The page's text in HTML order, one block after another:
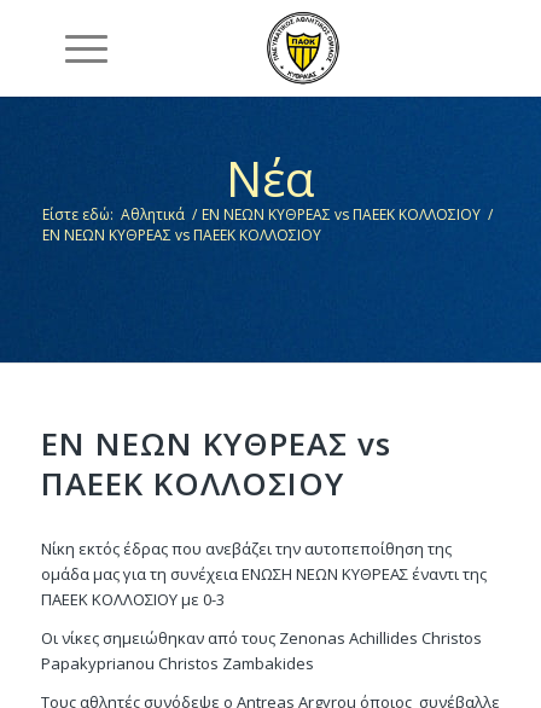
Νέα
Είστε εδώ: Αθλητικά / ΕΝ ΝΕΩΝ ΚΥΘΡΕΑΣ vs ΠΑΕΕΚ ΚΟΛΛΟΣΙΟΥ /
ΕΝ ΝΕΩΝ ΚΥΘΡΕΑΣ vs ΠΑΕΕΚ ΚΟΛΛΟΣΙΟΥ
ΕΝ ΝΕΩΝ ΚΥΘΡΕΑΣ vs
ΠΑΕΕΚ ΚΟΛΛΟΣΙΟΥ
Νίκη εκτός έδρας που ανεβάζει την αυτοπεποίθηση της
ομάδα μας για τη συνέχεια ΕΝΩΣΗ ΝΕΩΝ ΚΥΘΡΕΑΣ έναντι της
ΠΑΕΕΚ ΚΟΛΛΟΣΙΟΥ με 0-3
Οι νίκες σημειώθηκαν από τους Zenonas Achillides Christos
Papakyprianou Christos Zambakides
Τους αθλητές συνόδεψε ο Antreas Argyrou όποιος συνέβαλλε